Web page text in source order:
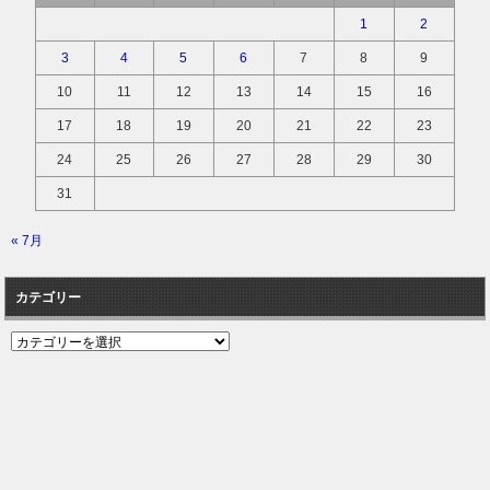
1 2
3 4 5 6 7 8 9
10 11 12 13 14 15 16
17 18 19 20 21 22 23
24 25 26 27 28 29 30
31
« 7月
カテゴリー
カ